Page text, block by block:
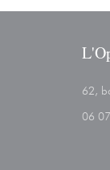
62,
06